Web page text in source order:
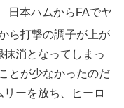
日本ハムからFAでヤ
ら打撃の調子が上が
消となってしまっ
とが少なかったのだ
ーを放ち、ヒーロ